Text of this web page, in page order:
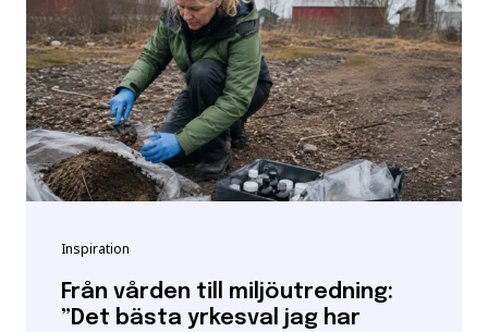
Inspiration
Från vården till miljöutredning:
”Det bästa yrkesval jag har